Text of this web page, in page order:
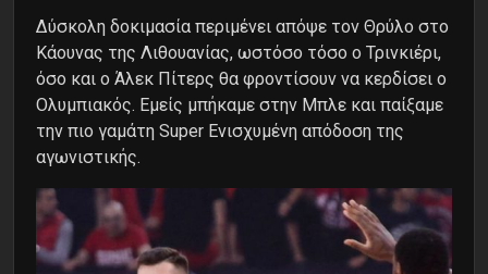
Δύσκολη δοκιμασία περιμένει απόψε τον Θρύλο στο
Κάουνας της Λιθουανίας, ωστόσο τόσο ο Τρινκιέρι,
όσο και ο Άλεκ Πίτερς θα φροντίσουν να κερδίσει ο
Ολυμπιακός. Εμείς μπήκαμε στην Μπλε και παίξαμε
την πιο γαμάτη Super Ενισχυμένη απόδοση της
αγωνιστικής.